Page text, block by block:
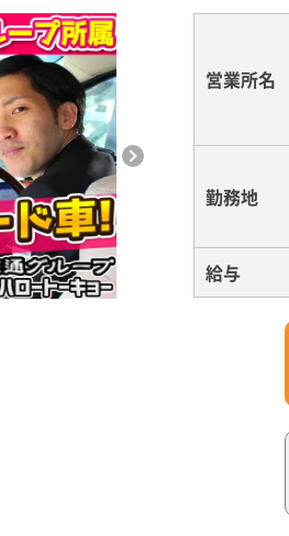
営業所名
勤務地
給与